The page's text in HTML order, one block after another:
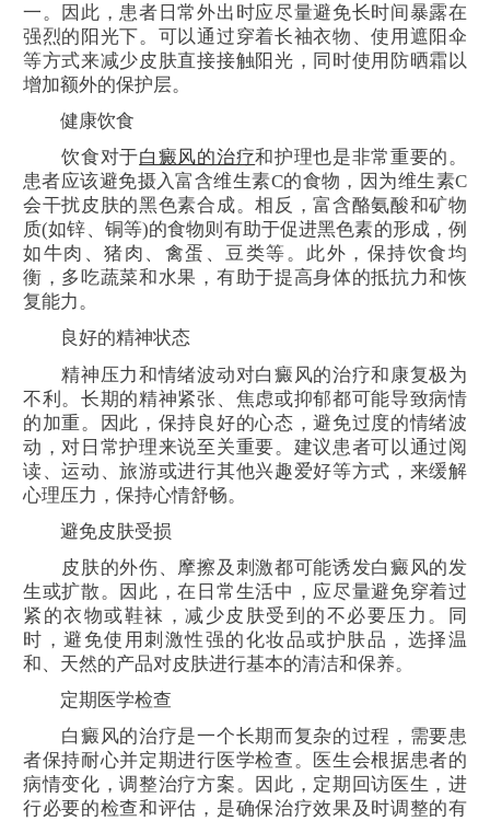
一。因此，患者日常外出时应尽量避免长时间暴露在
强烈的阳光下。可以通过穿着长袖衣物、使用遮阳伞
等方式来减少皮肤直接接触阳光，同时使用防晒霜以
增加额外的保护层。
健康饮食
饮食对于白癜风的治疗和护理也是非常重要的。
患者应该避免摄入富含维生素C的食物，因为维生素C
会干扰皮肤的黑色素合成。相反，富含酪氨酸和矿物
质(如锌、铜等)的食物则有助于促进黑色素的形成，例
如牛肉、猪肉、禽蛋、豆类等。此外，保持饮食均
衡，多吃蔬菜和水果，有助于提高身体的抵抗力和恢
复能力。
良好的精神状态
精神压力和情绪波动对白癜风的治疗和康复极为
不利。长期的精神紧张、焦虑或抑郁都可能导致病情
的加重。因此，保持良好的心态，避免过度的情绪波
动，对日常护理来说至关重要。建议患者可以通过阅
读、运动、旅游或进行其他兴趣爱好等方式，来缓解
心理压力，保持心情舒畅。
避免皮肤受损
皮肤的外伤、摩擦及刺激都可能诱发白癜风的发
生或扩散。因此，在日常生活中，应尽量避免穿着过
紧的衣物或鞋袜，减少皮肤受到的不必要压力。同
时，避免使用刺激性强的化妆品或护肤品，选择温
和、天然的产品对皮肤进行基本的清洁和保养。
定期医学检查
白癜风的治疗是一个长期而复杂的过程，需要患
者保持耐心并定期进行医学检查。医生会根据患者的
病情变化，调整治疗方案。因此，定期回访医生，进
行必要的检查和评估，是确保治疗效果及时调整的有